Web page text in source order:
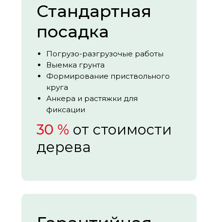
30 % от стоимости
дерева
Погрузо-разгрузочые работы
Выемка грунта
Формирование приствольного
круга
Анкера и растяжки для
фиксации
Стандартная
посадка